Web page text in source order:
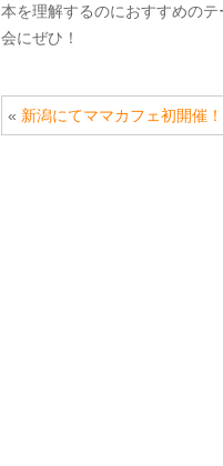
本を理解するのにおすすめの
会にぜひ！
« 新潟にてママカフェ初開催！